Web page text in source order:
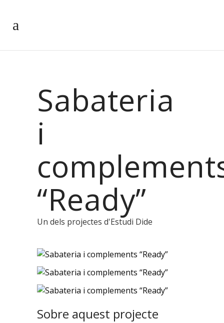
Sabateria
i
“Ready”
Un dels projectes d'Estudi Dide
Sobre aquest projecte